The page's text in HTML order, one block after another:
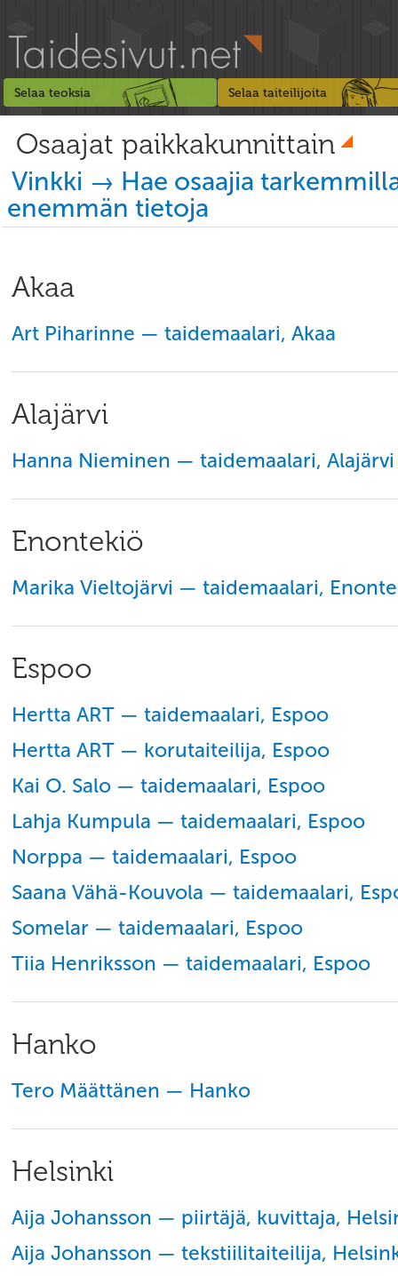
Selaa teoksia Selaa taiteilijoita
Osaajat paikkakunnittain
Vinkki → Hae osaajia
enemmän tietoja
Akaa
Art Piharinne — taidemaalari, Akaa
Alajärvi
Hanna Nieminen — taidemaalari, Alajärvi
Enontekiö
Marika Vieltojärvi — taidemaalari,
Espoo
Hertta ART — taidemaalari, Espoo
Hertta ART — korutaiteilija, Espoo
Kai O. Salo — taidemaalari, Espoo
Lahja Kumpula — taidemaalari, Espoo
Norppa — taidemaalari, Espoo
Saana Vähä-Kouvola — taidemaalari,
Somelar — taidemaalari, Espoo
Tiia Henriksson — taidemaalari, Espoo
Hanko
Tero Määttänen — Hanko
Helsinki
Aija Johansson — piirtäjä, kuvittaja,
Aija Johansson — tekstiilitaiteilija,